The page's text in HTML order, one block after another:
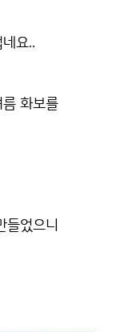
요..
화보를
었으니